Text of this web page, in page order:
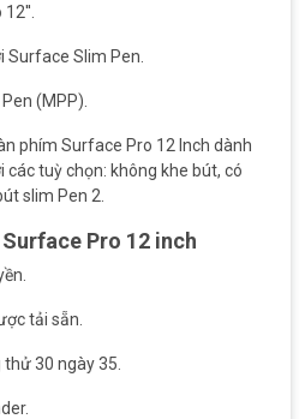
Surface Slim Pen.
(MPP).
phím Surface Pro 12 Inch dành
các tuỳ chọn: không khe bút, có
slim Pen 2.
Pro 12 inch
tải sẵn.
30 ngày 35.